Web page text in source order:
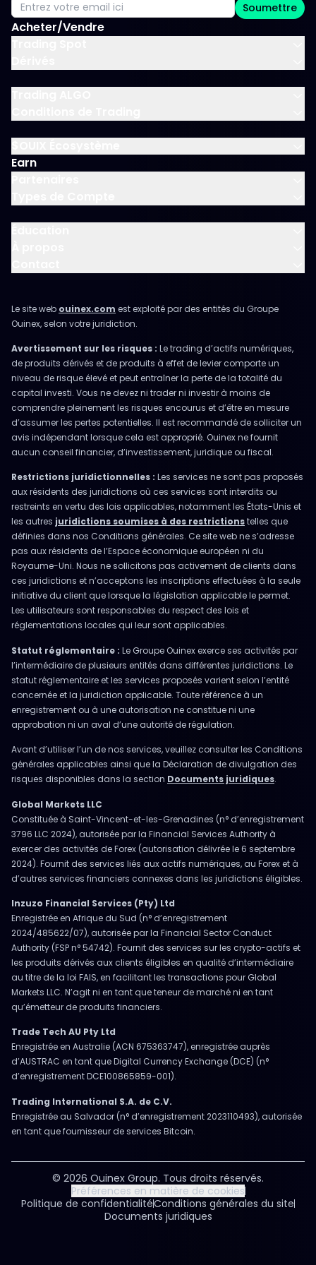
Acheter/Vendre
Earn
Soumettre
Le site web ouinex.com est exploité par des entités du Groupe
Ouinex, selon votre juridiction.
Avertissement sur les risques : Le trading d’actifs numériques,
de produits dérivés et de produits à effet de levier comporte un
niveau de risque élevé et peut entraîner la perte de la totalité du
capital investi. Vous ne devez ni trader ni investir à moins de
comprendre pleinement les risques encourus et d’être en mesure
d’assumer les pertes potentielles. Il est recommandé de solliciter un
avis indépendant lorsque cela est approprié. Ouinex ne fournit
aucun conseil financier, d’investissement, juridique ou fiscal.
Restrictions juridictionnelles : Les services ne sont pas proposés
aux résidents des juridictions où ces services sont interdits ou
restreints en vertu des lois applicables, notamment les États-Unis et
les autres juridictions soumises à des restrictionstelles que
définies dans nos Conditions générales. Ce site web ne s’adresse
pas aux résidents de l’Espace économique européen ni du
Royaume-Uni. Nous ne sollicitons pas activement de clients dans
ces juridictions et n’acceptons les inscriptions effectuées à la seule
initiative du client que lorsque la législation applicable le permet.
Les utilisateurs sont responsables du respect des lois et
réglementations locales qui leur sont applicables.
Statut réglementaire : Le Groupe Ouinex exerce ses activités par
l’intermédiaire de plusieurs entités dans différentes juridictions. Le
statut réglementaire et les services proposés varient selon l’entité
concernée et la juridiction applicable. Toute référence à un
enregistrement ou à une autorisation ne constitue ni une
approbation ni un aval d’une autorité de régulation.
Avant d’utiliser l’un de nos services, veuillez consulter les Conditions
générales applicables ainsi que la Déclaration de divulgation des
risques disponibles dans la section Documents juridiques.
Global Markets LLC
Constituée à Saint-Vincent-et-les-Grenadines (n° d’enregistrement
3796 LLC 2024), autorisée par la Financial Services Authority à
exercer des activités de Forex (autorisation délivrée le 6 septembre
2024). Fournit des services liés aux actifs numériques, au Forex et à
d’autres services financiers connexes dans les juridictions éligibles.
Inzuzo Financial Services (Pty) Ltd
Enregistrée en Afrique du Sud (n° d’enregistrement
2024/485622/07), autorisée par la Financial Sector Conduct
Authority (FSP n° 54742). Fournit des services sur les crypto-actifs et
les produits dérivés aux clients éligibles en qualité d’intermédiaire
au titre de la loi FAIS, en facilitant les transactions pour Global
Markets LLC. N’agit ni en tant que teneur de marché ni en tant
qu’émetteur de produits financiers.
Trade Tech AU Pty Ltd
Enregistrée en Australie (ACN 675363747), enregistrée auprès
d’AUSTRAC en tant que Digital Currency Exchange (DCE) (n°
d’enregistrement DCE100865859-001).
Trading International S.A. de C.V.
Enregistrée au Salvador (n° d’enregistrement 2023110493), autorisée
en tant que fournisseur de services Bitcoin.
© 2026 Ouinex Group. Tous droits réservés.
Préférences en matière de cookies
Politique de confidentialitéConditions générales du site
Documents juridiques